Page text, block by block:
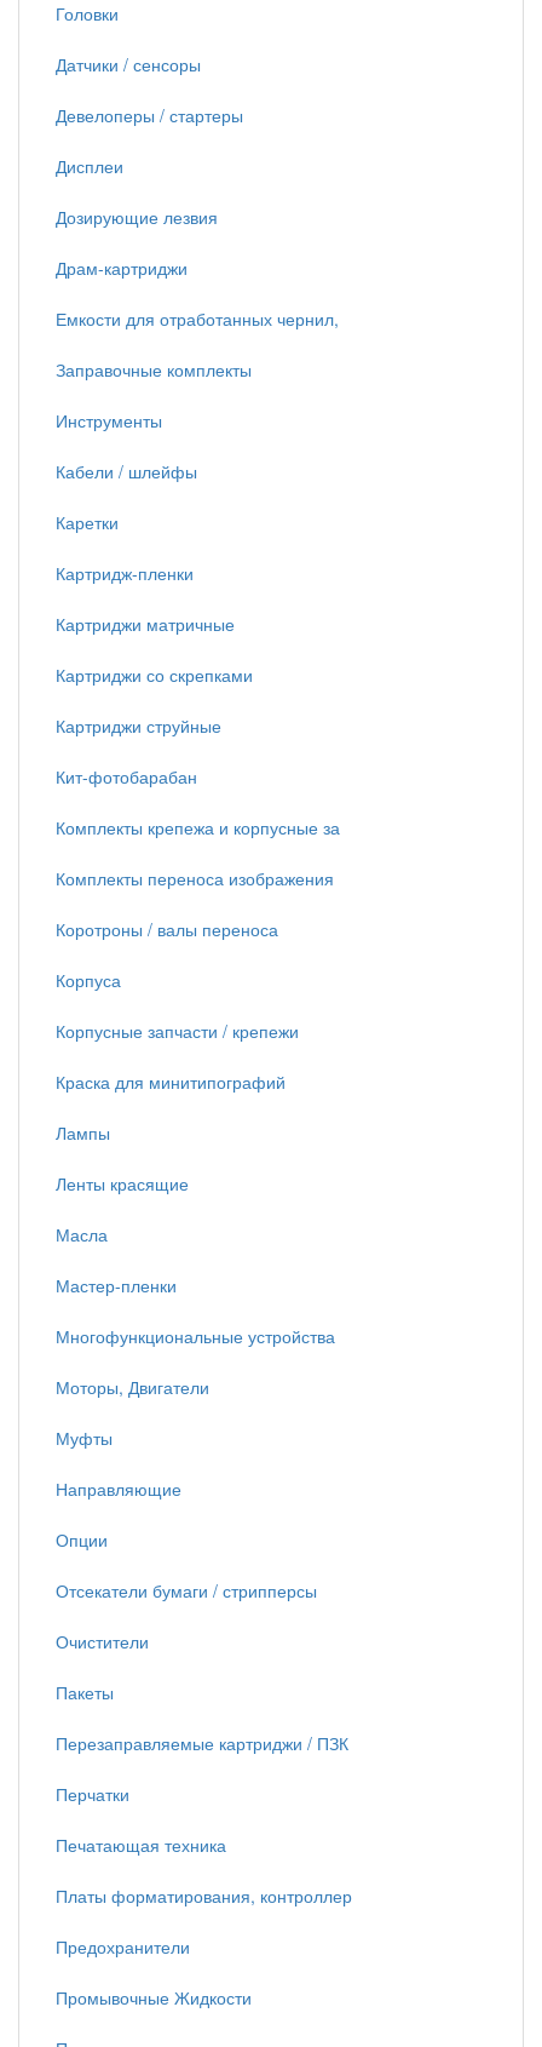
Головки
Датчики / сенсоры
Девелоперы / стартеры
Дисплеи
Дозирующие лезвия
Драм-картриджи
Емкости для отработанных чернил,
Заправочные комплекты
Инструменты
Кабели / шлейфы
Каретки
Картридж-пленки
Картриджи матричные
Картриджи со скрепками
Картриджи струйные
Кит-фотобарабан
Комплекты крепежа и корпусные за
Комплекты переноса изображения
Коротроны / валы переноса
Корпуса
Корпусные запчасти / крепежи
Краска для минитипографий
Лампы
Ленты красящие
Масла
Мастер-пленки
Многофункциональные устройства
Моторы, Двигатели
Муфты
Направляющие
Опции
Отсекатели бумаги / стрипперсы
Очистители
Пакеты
Перезаправляемые картриджи / ПЗК
Перчатки
Печатающая техника
Платы форматирования, контроллер
Предохранители
Промывочные Жидкости